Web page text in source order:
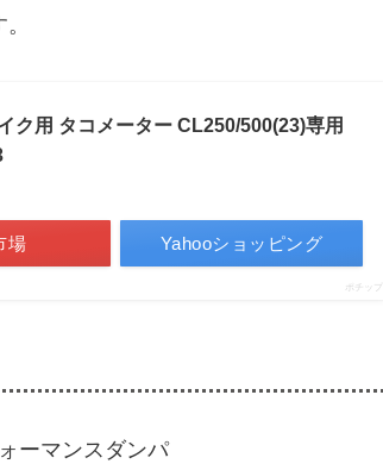
ク用 タコメーター CL250/500(23)専用
場 Yahooショッピング
ポチップ